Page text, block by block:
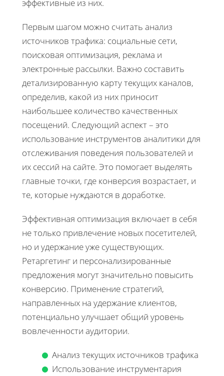
эффективные из них.
Первым шагом можно считать анализ
источников трафика: социальные сети,
поисковая оптимизация, реклама и
электронные рассылки. Важно составить
детализированную карту текущих каналов,
определив, какой из них приносит
наибольшее количество качественных
посещений. Следующий аспект – это
использование инструментов аналитики для
отслеживания поведения пользователей и
их сессий на сайте. Это помогает выделять
главные точки, где конверсия возрастает, и
те, которые нуждаются в доработке.
Эффективная оптимизация включает в себя
не только привлечение новых посетителей,
но и удержание уже существующих.
Ретаргетинг и персонализированные
предложения могут значительно повысить
конверсию. Применение стратегий,
направленных на удержание клиентов,
потенциально улучшает общий уровень
вовлеченности аудитории.
Анализ текущих источников трафика
Использование инструментария